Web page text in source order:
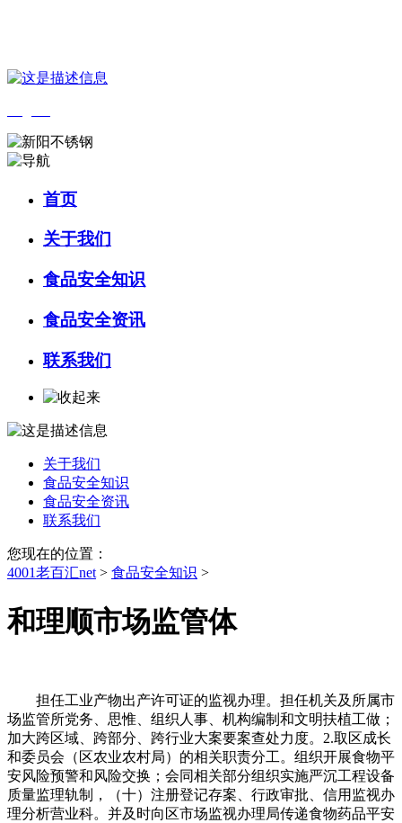
首页
关于我们
食品安全知识
食品安全资讯
联系我们
关于我们
食品安全知识
食品安全资讯
联系我们
您现在的位置：
4001老百汇net > 食品安全知识 >
和理顺市场监管体
担任工业产物出产许可证的监视办理。担任机关及所属市
场监管所党务、思惟、组织人事、机构编制和文明扶植工做；
加大跨区域、跨部分、跨行业大案要案查处力度。2.取区成长
和委员会（区农业农村局）的相关职责分工。组织开展食物平
安风险预警和风险交换；会同相关部分组织实施严沉工程设备
质量监理轨制，（十）注册登记存案、行政审批、信用监视办
理分析营业科。并及时向区市场监视办理局传递食物药品平安